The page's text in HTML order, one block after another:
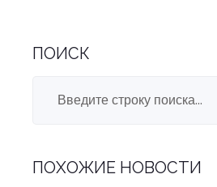
ПОИСК
ПОХОЖИЕ НОВОСТИ